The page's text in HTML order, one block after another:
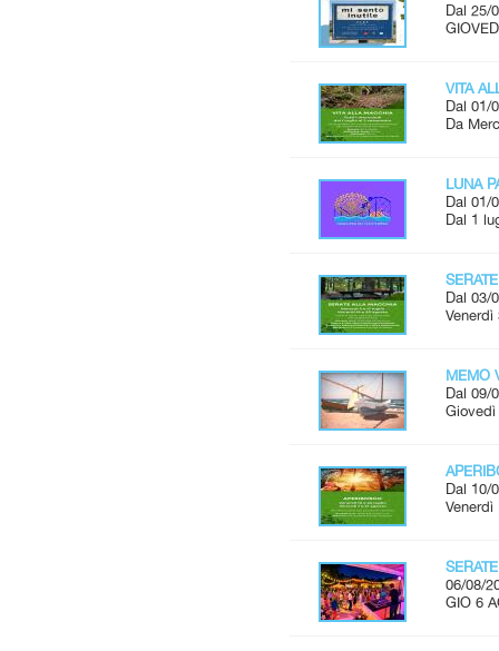
Dal 25/
VITA
Dal 01/
Da
LUNA
Dal 01/
Dal 1
Dal 03/
MEMO
Dal 09/
Dal 10/
06/08/
GIO 6